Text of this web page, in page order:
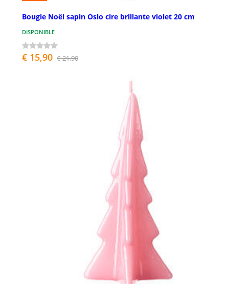
Bougie Noël sapin Oslo cire brillante violet 20 cm
DISPONIBLE
€ 15,90 € 21,90